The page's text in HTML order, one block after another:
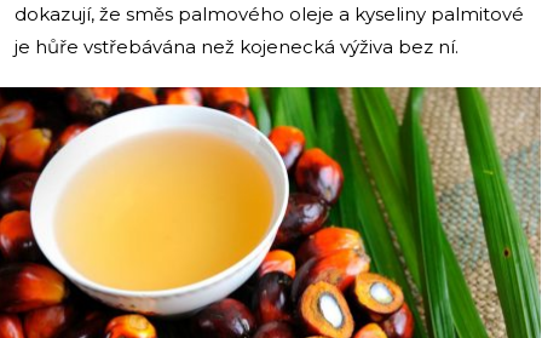
dokazují, že směs palmového oleje a kyseliny palmitové
je hůře vstřebávána než kojenecká výživa bez ní.